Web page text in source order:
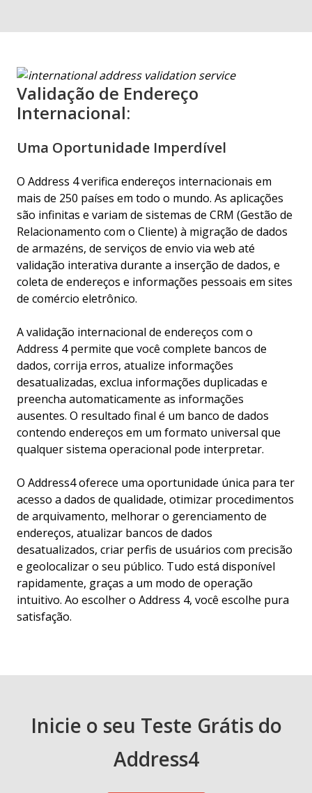
Validação de Endereço
Internacional:
Uma Oportunidade Imperdível
O Address 4 verifica endereços internacionais em
mais de 250 países em todo o mundo. As aplicações
são infinitas e variam de sistemas de CRM (Gestão de
Relacionamento com o Cliente) à migração de dados
de armazéns, de serviços de envio via web até
validação interativa durante a inserção de dados, e
coleta de endereços e informações pessoais em sites
de comércio eletrônico.
A validação internacional de endereços com o
Address 4 permite que você complete bancos de
dados, corrija erros, atualize informações
desatualizadas, exclua informações duplicadas e
preencha automaticamente as informações
ausentes. O resultado final é um banco de dados
contendo endereços em um formato universal que
qualquer sistema operacional pode interpretar.
O Address4 oferece uma oportunidade única para ter
acesso a dados de qualidade, otimizar procedimentos
de arquivamento, melhorar o gerenciamento de
endereços, atualizar bancos de dados
desatualizados, criar perfis de usuários com precisão
e geolocalizar o seu público. Tudo está disponível
rapidamente, graças a um modo de operação
intuitivo. Ao escolher o Address 4, você escolhe pura
satisfação.
Inicie o seu Teste Grátis do
Address4